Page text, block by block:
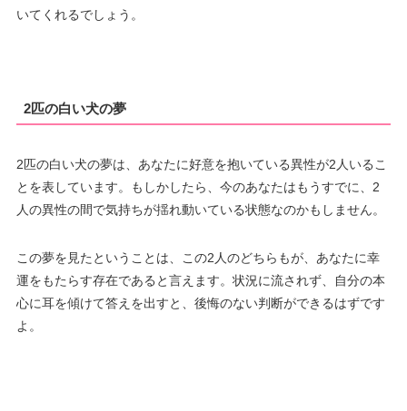
いてくれるでしょう。
2匹の白い犬の夢
2匹の白い犬の夢は、あなたに好意を抱いている異性が2人いるこ
とを表しています。もしかしたら、今のあなたはもうすでに、2
人の異性の間で気持ちが揺れ動いている状態なのかもしません。
この夢を見たということは、この2人のどちらもが、あなたに幸
運をもたらす存在であると言えます。状況に流されず、自分の本
心に耳を傾けて答えを出すと、後悔のない判断ができるはずです
よ。